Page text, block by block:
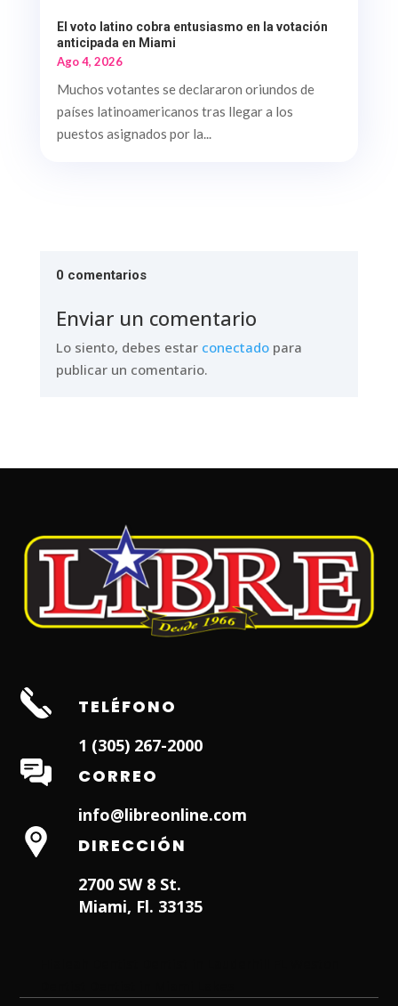
El voto latino cobra entusiasmo en la votación
anticipada en Miami
Ago 4, 2026
Muchos votantes se declararon oriundos de
países latinoamericanos tras llegar a los
puestos asignados por la...
0 comentarios
Enviar un comentario
Lo siento, debes estar conectadopara
publicar un comentario.
TELÉFONO
1 (305) 267-2000
CORREO
info@libreonline.com
DIRECCIÓN
2700 SW 8 St.
Miami, Fl. 33135